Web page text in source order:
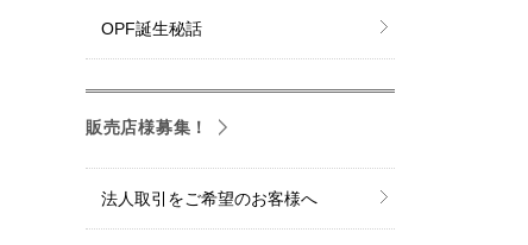
OPF誕生秘話
販売店様募集！
法人取引をご希望のお客様へ